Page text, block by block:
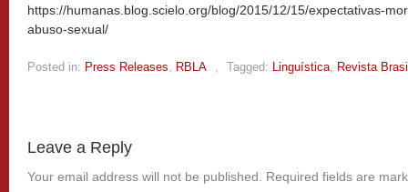
https://humanas.blog.scielo.org/blog/2015/12/15/expectativas-
abuso-sexual/
Posted in: Press Releases RBLA Tagged: Linguística Revista
Leave a Reply
Your email address will not be published. Required fields are